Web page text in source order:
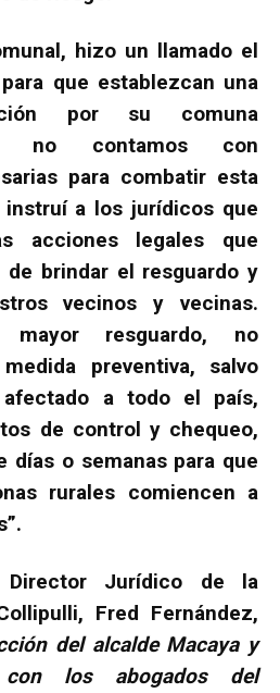
hizo un llamado el
que establezcan una
por su comuna
no contamos con
para combatir esta
instruí a los jurídicos que
acciones legales que
de brindar el resguardo y
vecinos y vecinas.
mayor resguardo, no
preventiva, salvo
a todo el país,
de control y chequeo,
días o semanas para que
rurales comiencen a
Jurídico de la
Fred Fernández,
del alcalde Macaya y
con los abogados del